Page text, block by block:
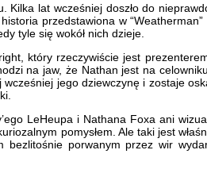
Kilka lat wcześniej doszło do
przedstawiona w
tyle się wokół nich dzieje.
który rzeczywiście jest
na jaw, że Nathan jest na
jego dziewczynę i zostaje
LeHeupa i Nathana Foxa ani
pomysłem. Ale taki jest
porwanym przez wir